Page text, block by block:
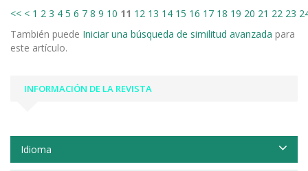
<< < 1 2 3 4 5 6 7 8 9 10 11 12 13 14 15 16 17 18 19 20 21 22 23
También puede Iniciar una búsqueda de similitud avanzada para
este artículo.
INFORMACIÓN DE LA REVISTA
Idioma